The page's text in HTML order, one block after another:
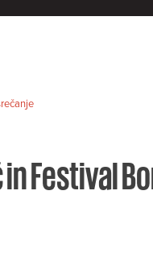
in Festival